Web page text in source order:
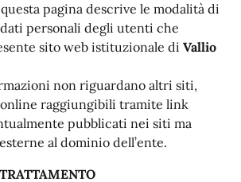
pagina descrive le modalità di
personali degli utenti che
sito web istituzionale di Vallio
non riguardano altri siti,
raggiungibili tramite link
pubblicati nei siti ma
al dominio dell’ente.